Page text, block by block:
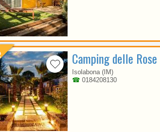
Camping delle Rose
Isolabona (IM)
☎ 0184208130